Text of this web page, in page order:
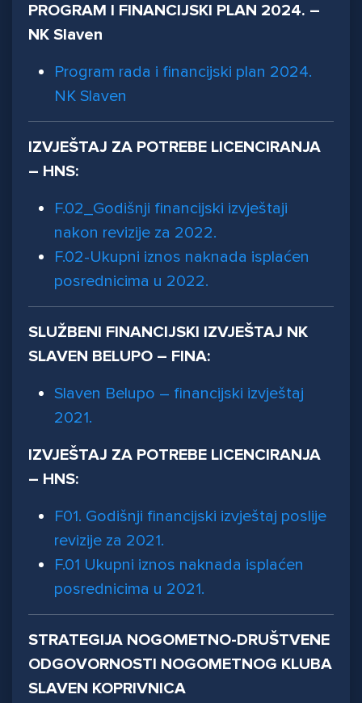
PROGRAM I FINANCIJSKI PLAN 2024. –
NK Slaven
Program rada i financijski plan 2024.
NK Slaven
IZVJEŠTAJ ZA POTREBE LICENCIRANJA
– HNS:
F.02_Godišnji financijski izvještaji
nakon revizije za 2022.
F.02-Ukupni iznos naknada isplaćen
posrednicima u 2022.
SLUŽBENI FINANCIJSKI IZVJEŠTAJ NK
SLAVEN BELUPO – FINA:
Slaven Belupo – financijski izvještaj
2021.
IZVJEŠTAJ ZA POTREBE LICENCIRANJA
– HNS:
F01. Godišnji financijski izvještaj poslije
revizije za 2021.
F.01 Ukupni iznos naknada isplaćen
posrednicima u 2021.
STRATEGIJA NOGOMETNO-DRUŠTVENE
ODGOVORNOSTI NOGOMETNOG KLUBA
SLAVEN KOPRIVNICA